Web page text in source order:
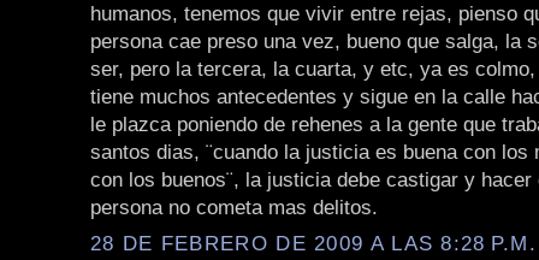
humanos, tenemos que vivir entre rejas, pienso
persona cae preso una vez, bueno que salga, la
ser, pero la tercera, la cuarta, y etc, ya es
tiene muchos antecedentes y sigue en la calle
le plazca poniendo de rehenes a la gente que
santos dias, ¨cuando la justicia es buena con los
con los buenos¨, la justicia debe castigar y hacer
persona no cometa mas delitos.
28 DE FEBRERO DE 2009 A LAS 8:28 P.M.